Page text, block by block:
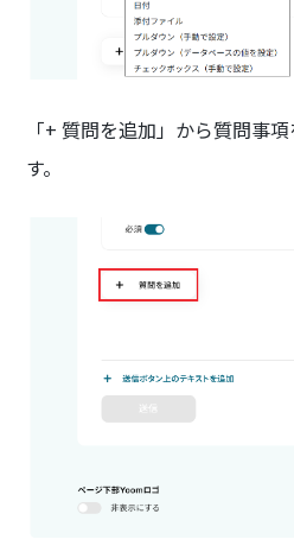
「+ 質問を追加」から質問事
す。